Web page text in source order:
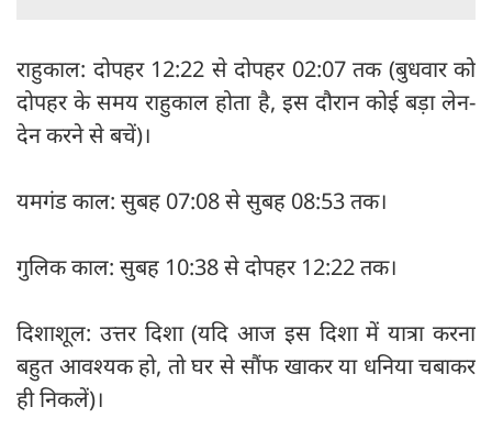
राहुकाल: दोपहर 12:22 से दोपहर 02:07 तक (बुधवार को
दोपहर के समय राहुकाल होता है, इस दौरान कोई बड़ा लेन-
देन करने से बचें)।
यमगंड काल: सुबह 07:08 से सुबह 08:53 तक।
गुलिक काल: सुबह 10:38 से दोपहर 12:22 तक।
दिशाशूल: उत्तर दिशा (यदि आज इस दिशा में यात्रा करना
बहुत आवश्यक हो, तो घर से सौंफ खाकर या धनिया चबाकर
ही निकलें)।